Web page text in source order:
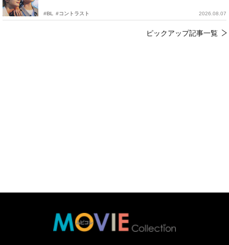
#BL #コントラスト 2026.08.07
ピックアップ記事一覧